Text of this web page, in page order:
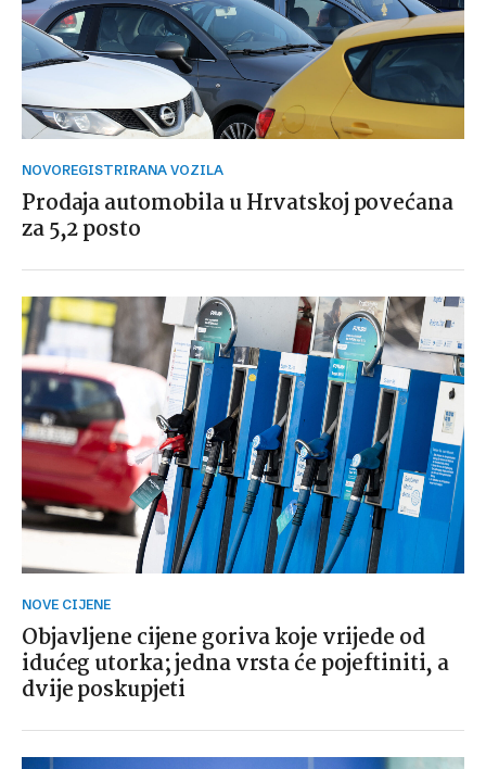
NOVOREGISTRIRANA VOZILA
Prodaja automobila u Hrvatskoj povećana
za 5,2 posto
NOVE CIJENE
Objavljene cijene goriva koje vrijede od
idućeg utorka; jedna vrsta će pojeftiniti, a
dvije poskupjeti